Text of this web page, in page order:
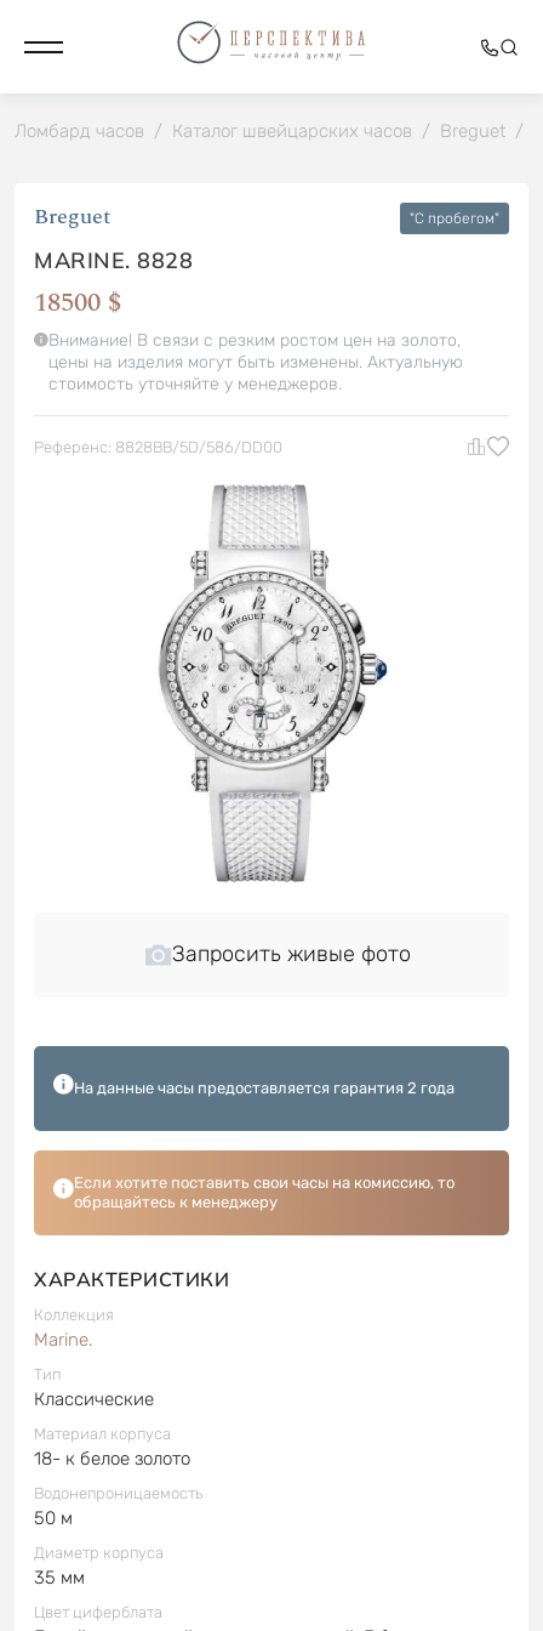
Ломбард часов / Каталог швейцарских часов / Breguet /
Breguet "C пробегом"
MARINE. 8828
18500 $
Внимание! В связи с резким ростом цен на золото,
цены на изделия могут быть изменены. Актуальную
стоимость уточняйте у менеджеров.
Референс: 8828BB/5D/586/DD00
Запросить живые фото
На данные часы предоставляется гарантия 2 года
Если хотите поставить свои часы на комиссию, то
обращайтесь к менеджеру
ХАРАКТЕРИСТИКИ
Коллекция
Marine.
Тип
Классические
Материал корпуса
18- к белое золото
Водонепроницаемость
50 м
Диаметр корпуса
35 мм
Цвет циферблата